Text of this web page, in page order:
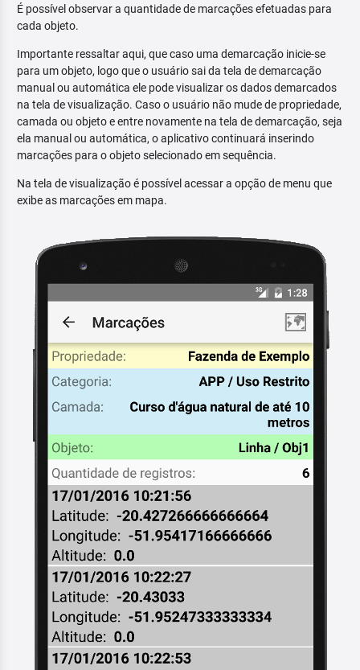
É possível observar a quantidade de marcações efetuadas para
cada objeto.
Importante ressaltar aqui, que caso uma demarcação inicie-se
para um objeto, logo que o usuário sai da tela de demarcação
manual ou automática ele pode visualizar os dados demarcados
na tela de visualização. Caso o usuário não mude de propriedade,
camada ou objeto e entre novamente na tela de demarcação, seja
ela manual ou automática, o aplicativo continuará inserindo
marcações para o objeto selecionado em sequência.
Na tela de visualização é possível acessar a opção de menu que
exibe as marcações em mapa.